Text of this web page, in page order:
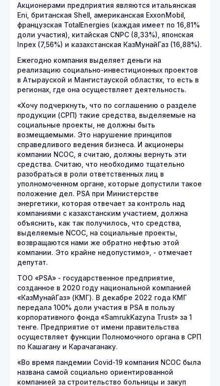
Акционерами предприятия являются итальянская
Eni, британская Shell, американская ExxonMobil,
французская TotalEnergies (каждая имеет по 16,81%
доли участия), китайская CNPC (8,33%), японская
Inpex (7,56%) и казахстанская КазМунайГаз (16,88%).
Ежегодно компания выделяет деньги на
реализацию социально-инвестиционных проектов
в Атырауской и Мангистауской областях, то есть в
регионах, где она осуществляет деятельность.
«Хочу подчеркнуть, что по соглашению о разделе
продукции (СРП) такие средства, выделяемые на
социальные проекты, не должны быть
возмещаемыми. Это нарушение принципов
справедливого ведения бизнеса. И акционеры
компании NCOC, я считаю, должны вернуть эти
средства. Считаю, что необходимо тщательно
разобраться в роли ответственных лиц в
уполномоченном органе, которые допустили такое
положение дел. PSA при Министерстве
энергетики, которая отвечает за контроль над
компаниями с казахстанским участием, должна
объяснить, как так получилось, что средства,
выделяемые NCOC, на социальные проекты,
возвращаются нами же обратно нефтью этой
компании. Это крайне недопустимо», - отмечает
депутат.
ТОО «PSA» - государственное предприятие,
созданное в 2020 году национальной компанией
«КазМунайГаз» (КМГ). В декабре 2022 года КМГ
передала 100% доли участия в PSA в пользу
корпоративного фонда «SamrukKazyna Trust» за 1
тенге. Предприятие от имени правительства
осуществляет функции Полномочного органа в СРП
по Кашагану и Карачаганаку.
«Во время пандемии Covid-19 компания NCOC была
названа самой социально ориентированной
компанией за строительство больницы и закуп